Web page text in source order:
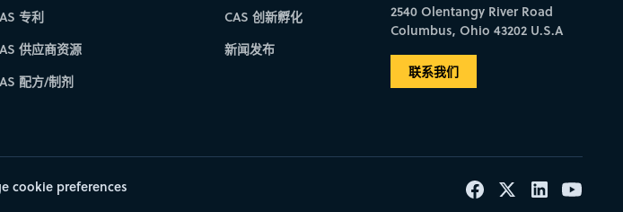
专利
供应商资源
配方/制剂
CAS 创新孵化
新闻发布
2540 Olentangy River Road
Columbus, Ohio 43202 U.S.A
联系我们
cookie preferences